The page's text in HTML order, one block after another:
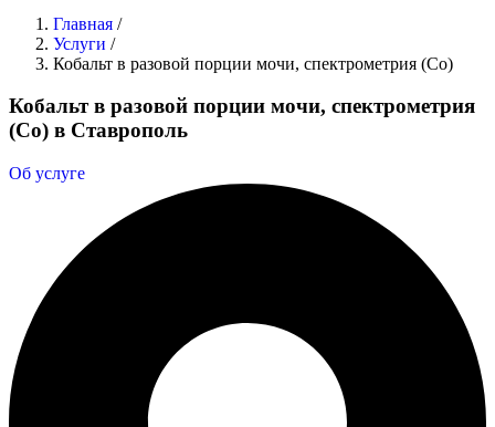
Главная /
Услуги /
Кобальт в разовой порции мочи, спектрометрия (Co)
Кобальт в разовой порции мочи, спектрометрия
(Co) в Ставрополь
Об услуге